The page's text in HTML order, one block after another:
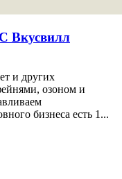
Вкусвилл
и других
озоном и
бизнеса есть 1...